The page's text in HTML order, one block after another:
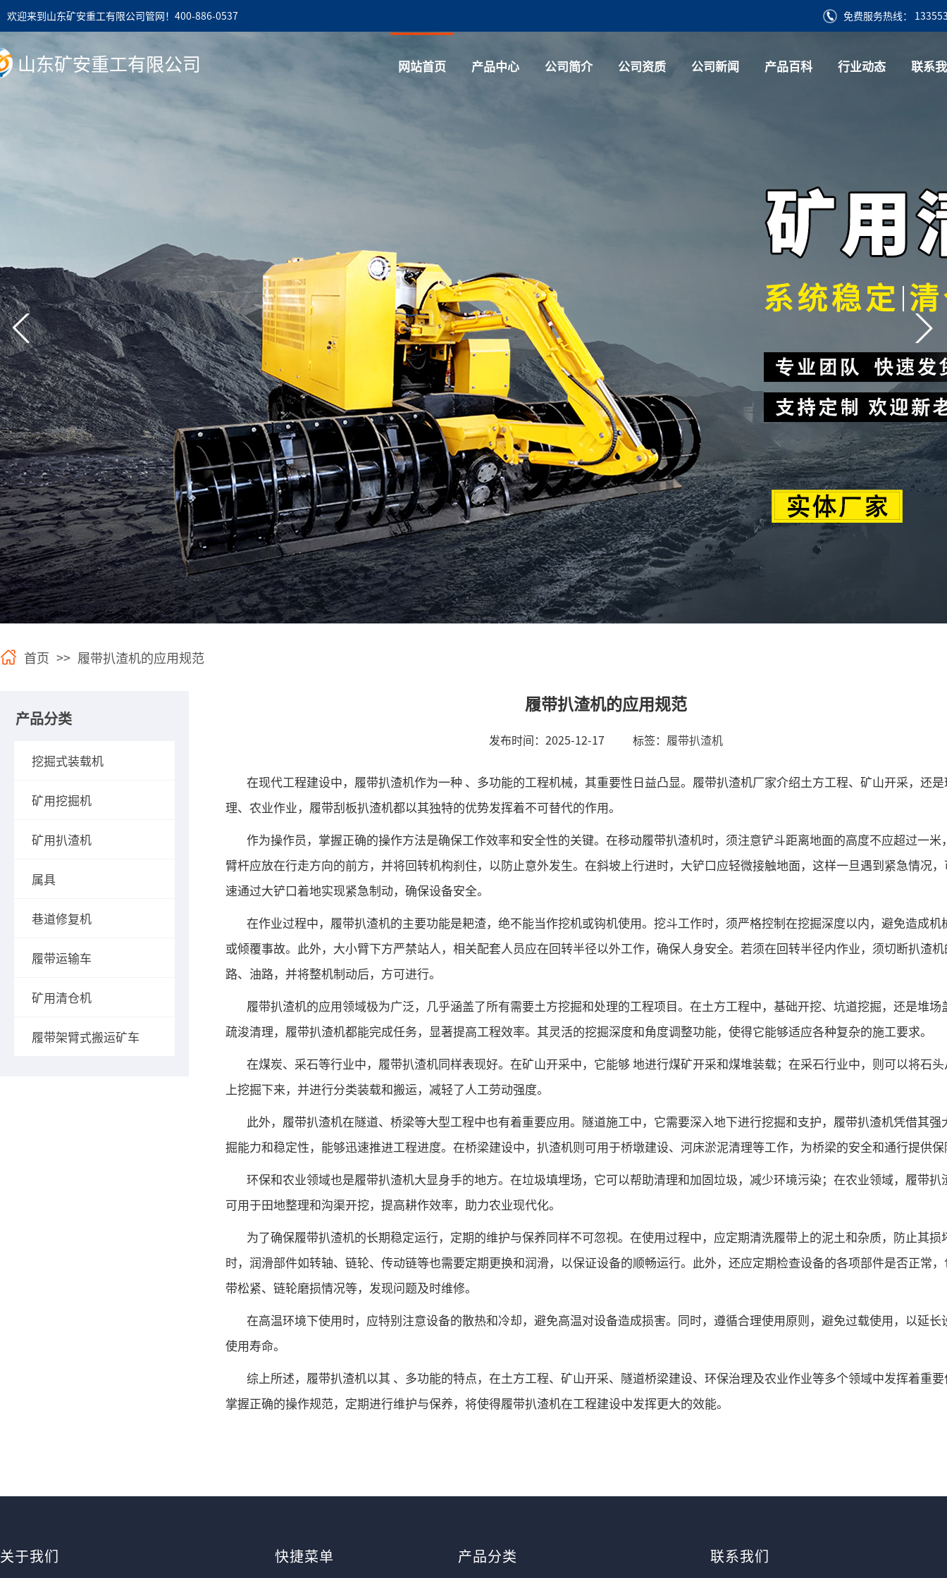
欢迎来到山东矿安重工有限公司管网！400-886-0537 免费服务热线：
山东矿安重工有限公司 网站首页 产品中心 公司简介 公司资质 公司新闻 产品百科 行业动态 联系
首页 >> 履带扒渣机的应用规范
产品分类
挖掘式装载机
矿用挖掘机
矿用扒渣机
属具
巷道修复机
履带运输车
矿用清仓机
履带架臂式搬运矿车
履带扒渣机的应用规范
发布时间： 2025-12-17 标签： 履带扒渣机
在现代工程建设中，履带扒渣机作为一种 、多功能的工程机械，其重要性日益凸显。履带扒渣机厂家介绍土方工程、矿山开采，还
理、农业作业，履带刮板扒渣机都以其独特的优势发挥着不可替代的作用。
作为操作员，掌握正确的操作方法是确保工作效率和安全性的关键。在移动履带扒渣机时，须注意铲斗距离地面的高度不应超过一米
臂杆应放在行走方向的前方，并将回转机构刹住，以防止意外发生。在斜坡上行进时，大铲口应轻微接触地面，这样一旦遇到紧急情况
速通过大铲口着地实现紧急制动，确保设备安全。
在作业过程中，履带扒渣机的主要功能是耙渣，绝不能当作挖机或钩机使用。挖斗工作时，须严格控制在挖掘深度以内，避免造成机
或倾覆事故。此外，大小臂下方严禁站人，相关配套人员应在回转半径以外工作，确保人身安全。若须在回转半径内作业，须切断扒渣
路、油路，并将整机制动后，方可进行。
履带扒渣机的应用领域极为广泛，几乎涵盖了所有需要土方挖掘和处理的工程项目。在土方工程中，基础开挖、坑道挖掘，还是堆场
疏浚清理，履带扒渣机都能完成任务，显著提高工程效率。其灵活的挖掘深度和角度调整功能，使得它能够适应各种复杂的施工要求。
在煤炭、采石等行业中，履带扒渣机同样表现好。在矿山开采中，它能够 地进行煤矿开采和煤堆装载；在采石行业中，则可以将石
上挖掘下来，并进行分类装载和搬运，减轻了人工劳动强度。
此外，履带扒渣机在隧道、桥梁等大型工程中也有着重要应用。隧道施工中，它需要深入地下进行挖掘和支护，履带扒渣机凭借其强
掘能力和稳定性，能够迅速推进工程进度。在桥梁建设中，扒渣机则可用于桥墩建设、河床淤泥清理等工作，为桥梁的安全和通行提供
环保和农业领域也是履带扒渣机大显身手的地方。在垃圾填埋场，它可以帮助清理和加固垃圾，减少环境污染；在农业领域，履带扒
可用于田地整理和沟渠开挖，提高耕作效率，助力农业现代化。
为了确保履带扒渣机的长期稳定运行，定期的维护与保养同样不可忽视。在使用过程中，应定期清洗履带上的泥土和杂质，防止其损
时，润滑部件如转轴、链轮、传动链等也需要定期更换和润滑，以保证设备的顺畅运行。此外，还应定期检查设备的各项部件是否正常
带松紧、链轮磨损情况等，发现问题及时维修。
在高温环境下使用时，应特别注意设备的散热和冷却，避免高温对设备造成损害。同时，遵循合理使用原则，避免过载使用，以延长
使用寿命。
综上所述，履带扒渣机以其 、多功能的特点，在土方工程、矿山开采、隧道桥梁建设、环保治理及农业作业等多个领域中发挥着重
掌握正确的操作规范，定期进行维护与保养，将使得履带扒渣机在工程建设中发挥更大的效能。
关于我们 快捷菜单 产品分类 联系我们